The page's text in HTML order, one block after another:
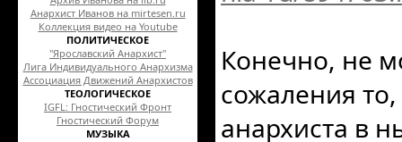
Анархист Иванов на mirtesen.ru
Коллекция видео на Youtube
ПОЛИТИЧЕСКОЕ
"Ярославский Анархист"
Лига Индивидуального Анархизма
Ассоциация Движений Анархистов
ТЕОЛОГИЧЕСКОЕ
IGFL: Гностический Фронт
Гностический Форум
МУЗЫКА
Конечно, не
сожаления
анархиста в